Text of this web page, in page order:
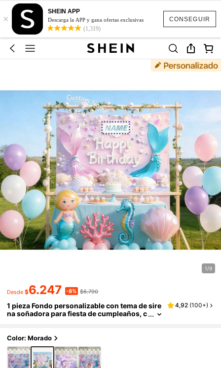
CONSEGUIR
×
SHEIN APP
Descarga la APP y gana ofertas exclusivas
(1,319)
1/9
Desde $6.247 -8% $6.790
1 pieza Fondo personalizable con tema de sire
na soñadora para fiesta de cumpleaños, c
sonalizado con tema de sirena para decoració
n de fotografía de pastel de cumpleaños, activ
idad artística para niños
4,92 (100+)
Color: Morado